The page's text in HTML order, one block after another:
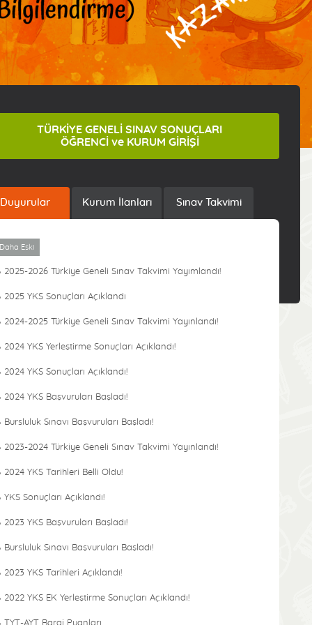
TÜRKİYE GENELİ SINAV SONUÇLARI
ÖĞRENCİ ve KURUM GİRİŞİ
Duyurular Kurum İlanları Sınav Takvimi
Daha Eski
2025-2026 Türkiye Geneli Sınav Takvimi Yayımlandı!
2025 YKS Sonuçları Açıklandı
2024-2025 Türkiye Geneli Sınav Takvimi Yayınlandı!
2024 YKS Yerleştirme Sonuçları Açıklandı!
2024 YKS Sonuçları Açıklandı!
2024 YKS Başvuruları Başladı!
Bursluluk Sınavı Başvuruları Başladı!
2023-2024 Türkiye Geneli Sınav Takvimi Yayınlandı!
2024 YKS Tarihleri Belli Oldu!
YKS Sonuçları Açıklandı!
2023 YKS Başvuruları Başladı!
Bursluluk Sınavı Başvuruları Başladı!
2023 YKS Tarihleri Açıklandı!
2022 YKS EK Yerleştirme Sonuçları Açıklandı!